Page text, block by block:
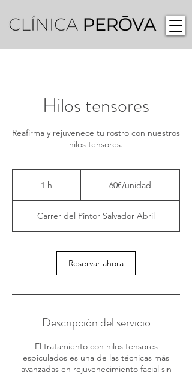
Hilos tensores
Reafirma y rejuvenece tu rostro con nuestros
hilos tensores.
1 h 60€/unidad
Carrer del Pintor Salvador Abril
Reservar ahora
Descripción del servicio
El tratamiento con hilos tensores
espiculados es una de las técnicas más
avanzadas en rejuvenecimiento facial sin